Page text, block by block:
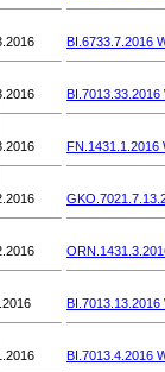
BI.6733.7.2016
BI.7013.33.2016
FN.1431.1.2016
BI.7013.4.2016